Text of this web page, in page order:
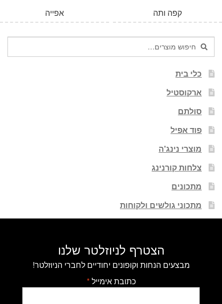
אפייה קפה ותה
חיפוש
עבור:
חיפוש
כלי בית
ארקוסטיל
סולתם
פוד אפיל
מוצרי נינג'ה
צלחות קורנינג
מתכונים
מתכוני גולשים ולקוחות
הצטרף לניוזלטר שלנו
מבצעים הנחות וקופונים יחודיים לחברי הניוזלטר!
כתובת אימייל*